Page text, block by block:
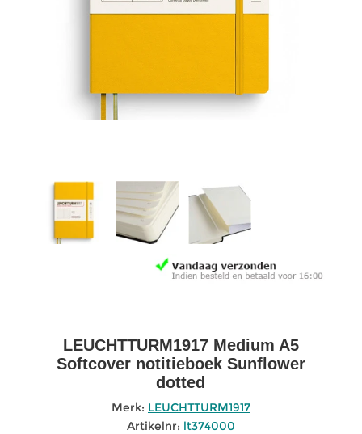
LEUCHTTURM1917 Medium A5
Softcover notitieboek Sunflower
dotted
Merk: LEUCHTTURM1917
Artikelnr: lt374000